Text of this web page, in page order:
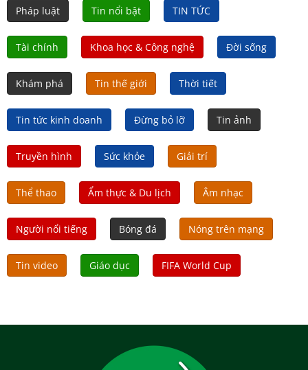
Pháp luật Tin nổi bật TIN TỨC
Tài chính Khoa học & Công nghệ Đời sống
Khám phá Tin thế giới Thời tiết
Tin tức kinh doanh Đừng bỏ lỡ Tin ảnh
Truyền hình Sức khỏe Giải trí
Thể thao Ẩm thực & Du lịch Âm nhạc
Người nổi tiếng Bóng đá Nóng trên mạng
Tin video Giáo dục FIFA World Cup